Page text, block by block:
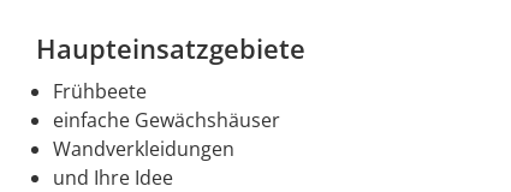
Haupteinsatzgebiete
Frühbeete
einfache Gewächshäuser
Wandverkleidungen
und Ihre Idee